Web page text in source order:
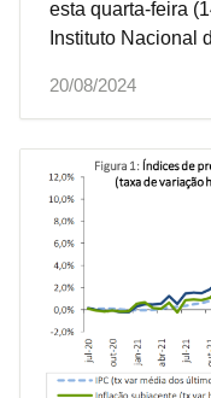
esta quarta-feira
Instituto Nacional
20/08/2024